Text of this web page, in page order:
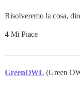
Risolveremo la cosa,
4 Mi Piace
GreenOWL (Green